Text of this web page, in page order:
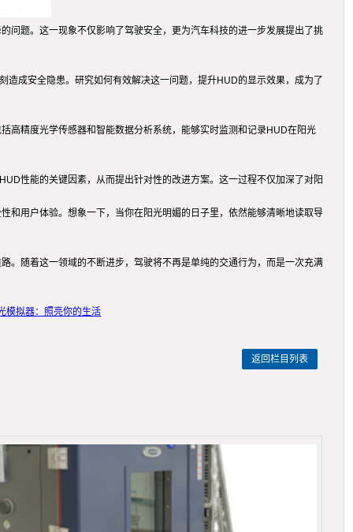
问题。这一现象不仅影响了驾驶安全，更为汽车科技的进一步发展提出了挑
成安全隐患。研究如何有效解决这一问题，提升HUD的显示效果，成为了
高精度光学传感器和智能数据分析系统，能够实时监测和记录HUD在阳光
性能的关键因素，从而提出针对性的改进方案。这一过程不仅加深了对阳
和用户体验。想象一下，当你在阳光明媚的日子里，依然能够清晰地读取导
。随着这一领域的不断进步，驾驶将不再是单纯的交通行为，而是一次充满
模拟器：照亮你的生活
返回栏目列表